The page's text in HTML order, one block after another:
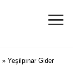
≡
» Yeşilpınar Gider